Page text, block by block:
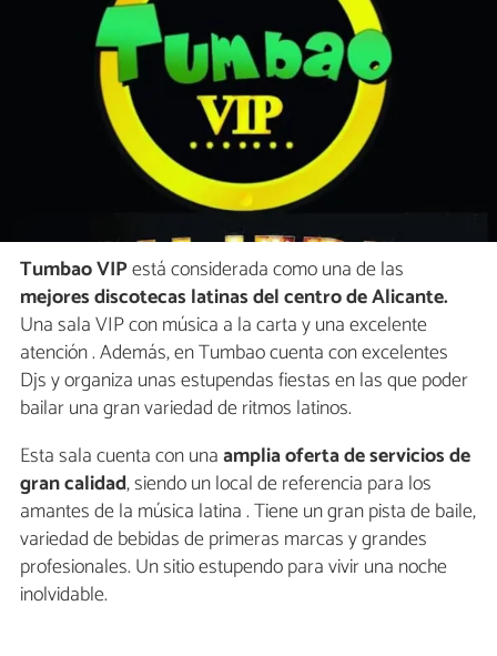
Tumbao VIPestá considerada como una de las
mejores discotecas latinas del centro de Alicante.
Una sala VIP con música a la carta y una excelente
atención . Además, en Tumbao cuenta con excelentes
Djs y organiza unas estupendas fiestas en las que poder
bailar una gran variedad de ritmos latinos.
Esta sala cuenta con unaamplia oferta de servicios de
gran calidad, siendo un local de referencia para los
amantes de la música latina . Tiene un gran pista de baile,
variedad de bebidas de primeras marcas y grandes
profesionales. Un sitio estupendo para vivir una noche
inolvidable.